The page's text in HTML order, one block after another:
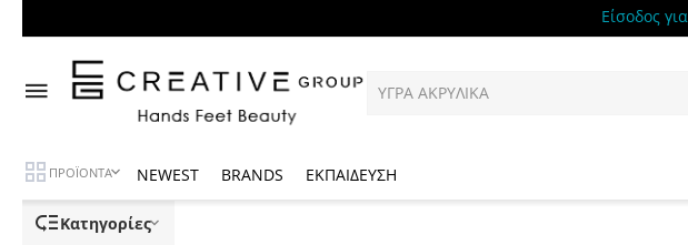
Είσοδος
ΠΡΟΪΟΝΤΑ NEWEST BRANDS ΕΚΠΑΙΔΕΥΣΗ
Κατηγορίες